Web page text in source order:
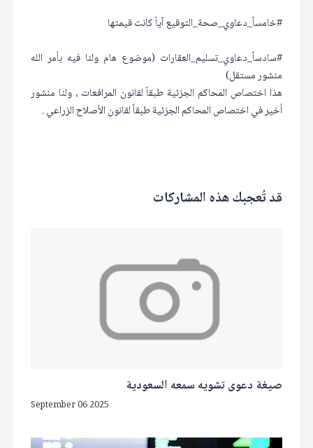
#خامساً_دعاوي_صحة_التوقيع آياً كانت قيمتها
#سادساً_دعاوي_تسليم_العقارات (موضوع هام ولنا فيه بأمر الله
منشور مستقل)
هذا اختصاص المحاكم الجزئية طبقاً لقانون المرافعات ، ولنا منشور
أخير في اختصاص المحاكم الجزئية طبقاً لقانون الأصلاح الزراعي .
قد تُعجبك هذه المشاركات
صيغة دعوى تشويه سمعه السعودية
September 06 2025